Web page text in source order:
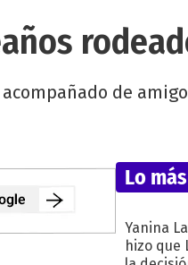
de
Lo
Yanina
hizo que